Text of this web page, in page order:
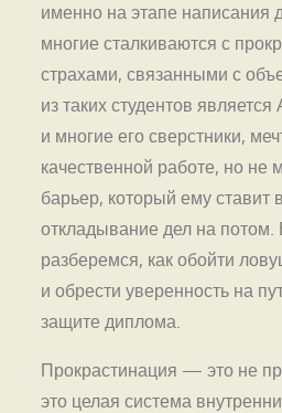
именно на этапе написания
многие сталкиваются с
страхами, связанными с
из таких студентов
и многие его сверстники,
качественной работе, но не
барьер, который ему ставит
откладывание дел на потом.
разберемся, как обойти
и обрести уверенность на
защите диплома.
Прокрастинация — это не
это целая система